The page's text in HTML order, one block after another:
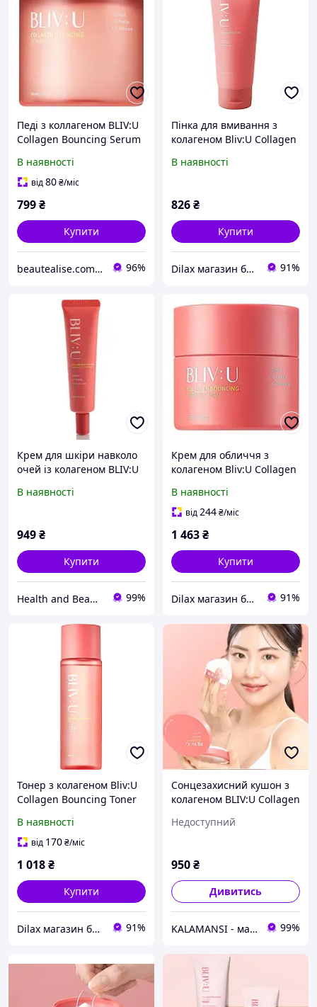
Педі з коллагеном BLIV:U
Collagen Bouncing Serum
В наявності
від80₴/міс
799₴
Купити
beautealise.com.ua 96%
Пінка для вмивання з
колагеном Bliv:U Collagen
(1209614)
В наявності
826₴
Купити
Dilax магазин брендових дитячих іграшок та товарів для батьків. 91%
Крем для шкіри навколо
очей із колагеном BLIV:U
Firming Eye Cream
В наявності
949₴
Купити
Health and Beauty 99%
Крем для обличчя з
колагеном Bliv:U Collagen
80ml (1364770-2)
В наявності
від244₴/міс
1 463₴
Купити
Dilax магазин брендових дитячих іграшок та товарів для батьків. 91%
Тонер з колагеном Bliv:U
Collagen Bouncing Toner
В наявності
від 170₴/міс
1 018₴
Купити
Dilax магазин брендових дитячих іграшок та товарів для батьків. 91%
Сонцезахисний кушон з
колагеном BLIV:U Collagen
гНедоступний
950₴
Дивитись
KALAMANSI - магазин оригінальної косметики з Південної Кореї 99%